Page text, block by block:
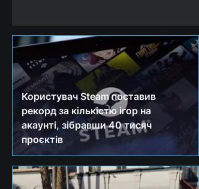
Користувач Steam поставив
рекорд за кількістю ігор на
акаунті, зібравши 40 тисяч
проєктів